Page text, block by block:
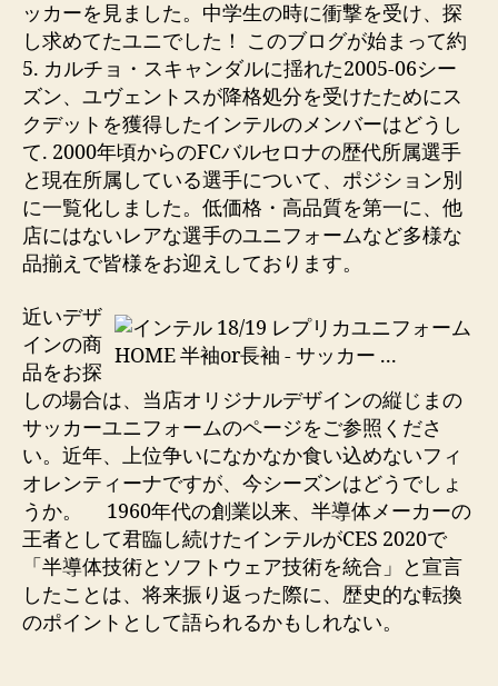
ッカーを見ました。中学生の時に衝撃を受け、探
し求めてたユニでした！ このブログが始まって約
5. カルチョ・スキャンダルに揺れた2005-06シー
ズン、ユヴェントスが降格処分を受けたためにス
クデットを獲得したインテルのメンバーはどうし
て. 2000年頃からのFCバルセロナの歴代所属選手
と現在所属している選手について、ポジション別
に一覧化しました。低価格・高品質を第一に、他
店にはないレアな選手のユニフォームなど多様な
品揃えで皆様をお迎えしております。
近いデザ
インの商
品をお探
しの場合は、当店オリジナルデザインの縦じまの
サッカーユニフォームのページをご参照くださ
い。近年、上位争いになかなか食い込めないフィ
オレンティーナですが、今シーズンはどうでしょ
うか。 1960年代の創業以来、半導体メーカーの
王者として君臨し続けたインテルがCES 2020で
「半導体技術とソフトウェア技術を統合」と宣言
したことは、将来振り返った際に、歴史的な転換
のポイントとして語られるかもしれない。